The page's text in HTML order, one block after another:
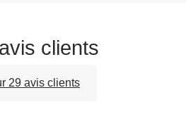
clients
29 avis clients